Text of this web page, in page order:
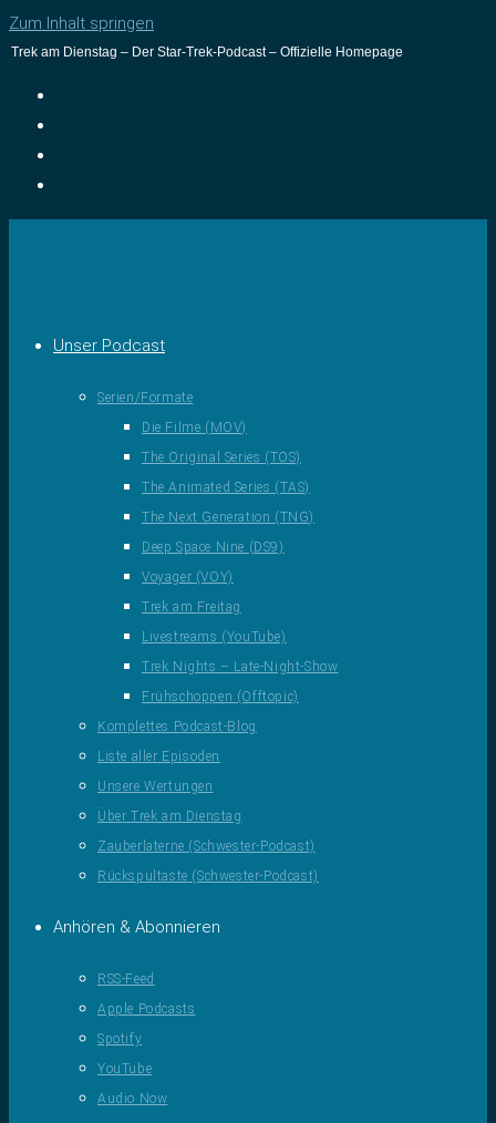
Zum Inhalt springen
Trek am Dienstag – Der Star-Trek-Podcast – Offizielle Homepage
Unser Podcast
Serien/Formate
Die Filme (MOV)
The Original Series (TOS)
The Animated Series (TAS)
The Next Generation (TNG)
Deep Space Nine (DS9)
Voyager (VOY)
Trek am Freitag
Livestreams (YouTube)
Trek Nights – Late-Night-Show
Frühschoppen (Offtopic)
Komplettes Podcast-Blog
Liste aller Episoden
Unsere Wertungen
Über Trek am Dienstag
Zauberlaterne (Schwester-Podcast)
Rückspultaste (Schwester-Podcast)
Anhören & Abonnieren
RSS-Feed
Apple Podcasts
Spotify
YouTube
Audio Now